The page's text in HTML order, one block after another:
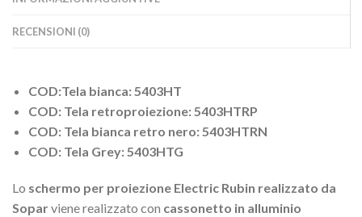
RECENSIONI (0)
COD:Tela bianca: 5403HT
COD: Tela retroproiezione: 5403HTRP
COD: Tela bianca retro nero: 5403HTRN
COD: Tela Grey: 5403HTG
Lo schermo per proiezione Electric Rubin realizzato da
Soparviene realizzato con cassonetto in alluminio